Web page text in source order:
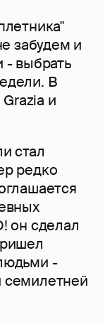
забудем и
- выбрать
В
Grazia и
стал
редко
он сделал
-